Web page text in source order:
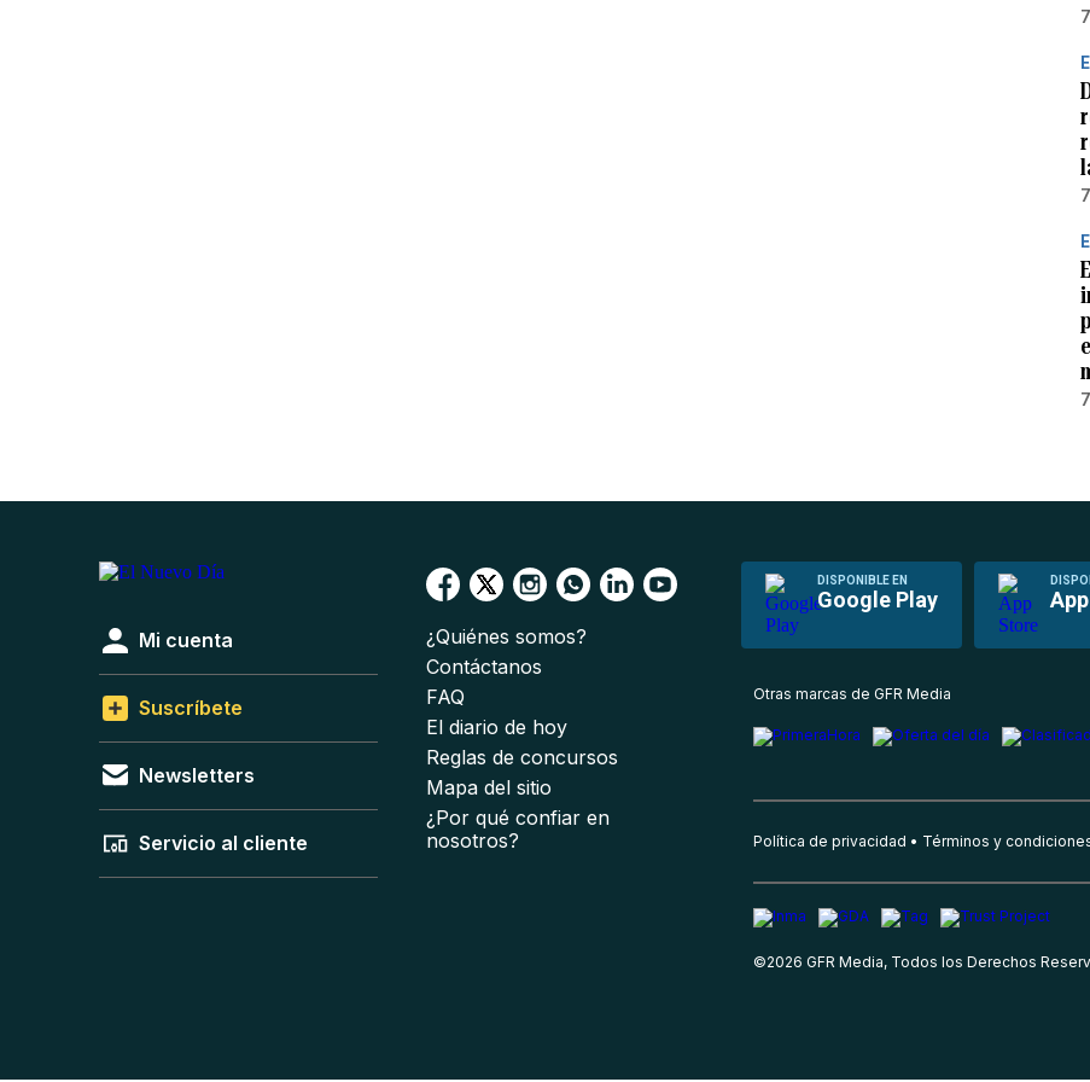
DISPONIBLE EN
Google Play
Mi cuenta
Suscríbete
Newsletters
Servicio al cliente
¿Quiénes somos?
Contáctanos
FAQ
El diario de hoy
Reglas de concursos
Mapa del sitio
¿Por qué confiar en
nosotros?
Otras marcas de GFR Media
Política de privacidad Términos y
©2026 GFR Media, Todos los Derechos